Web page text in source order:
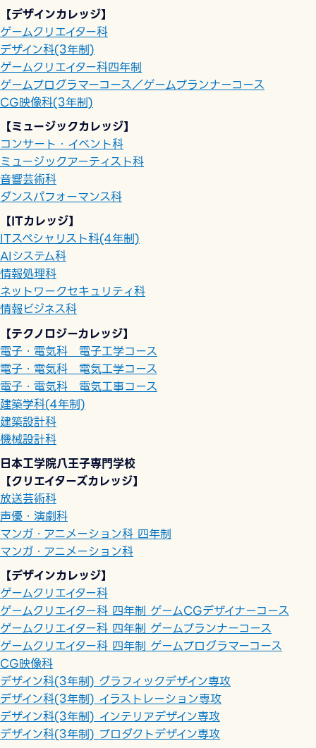
【デザインカレッジ】
ゲームクリエイター科
デザイン科(3年制)
ゲームクリエイター科四年制
ゲームプログラマーコース／ゲームプランナーコース
CG映像科(3年制)
【ミュージックカレッジ】
コンサート・イベント科
ミュージックアーティスト科
音響芸術科
ダンスパフォーマンス科
【ITカレッジ】
ITスペシャリスト科(4年制)
AIシステム科
情報処理科
ネットワークセキュリティ科
情報ビジネス科
【テクノロジーカレッジ】
電子・電気科 電子工学コース
電子・電気科 電気工学コース
電子・電気科 電気工事コース
建築学科(4年制)
建築設計科
機械設計科
日本工学院八王子専門学校
【クリエイターズカレッジ】
放送芸術科
声優・演劇科
マンガ・アニメーション科 四年制
マンガ・アニメーション科
【デザインカレッジ】
ゲームクリエイター科
ゲームクリエイター科 四年制 ゲームCGデザイナーコース
ゲームクリエイター科 四年制 ゲームプランナーコース
ゲームクリエイター科 四年制 ゲームプログラマーコース
CG映像科
デザイン科(3年制) グラフィックデザイン専攻
デザイン科(3年制) イラストレーション専攻
デザイン科(3年制) インテリアデザイン専攻
デザイン科(3年制) プロダクトデザイン専攻